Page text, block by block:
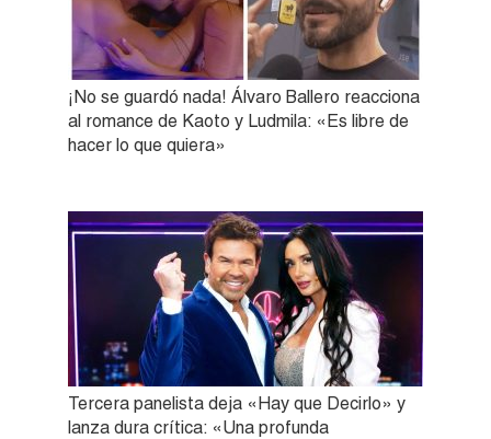
¡No se guardó nada! Álvaro Ballero reacciona
al romance de Kaoto y Ludmila: «Es libre de
hacer lo que quiera»
Tercera panelista deja «Hay que Decirlo» y
lanza dura crítica: «Una profunda